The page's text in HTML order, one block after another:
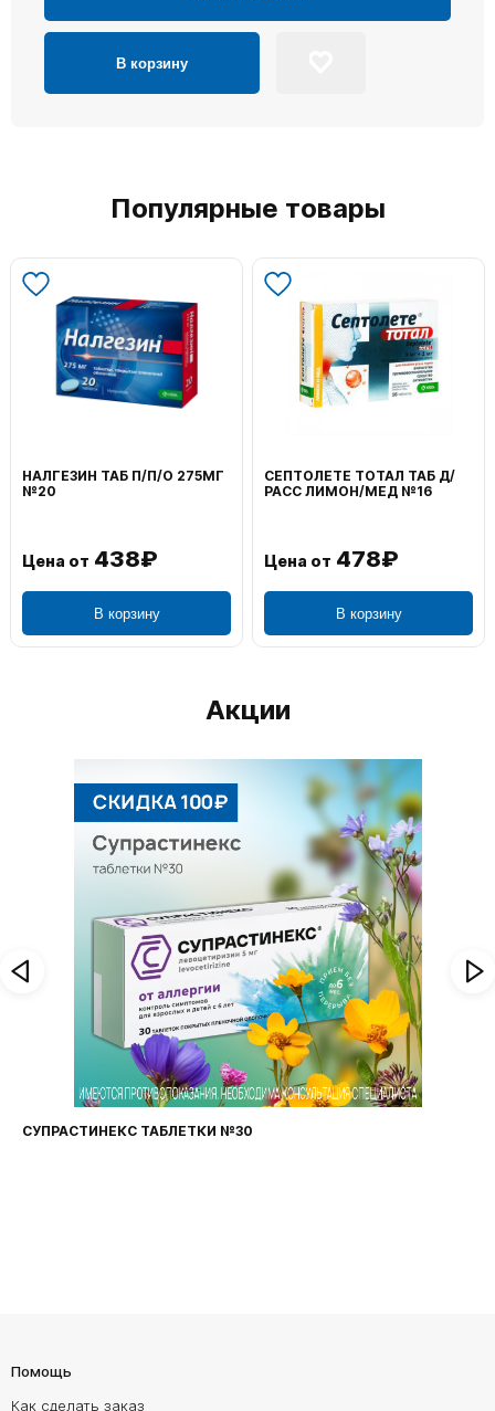
В корзину
Популярные товары
НАЛГЕЗИН ТАБ П/П/О 275МГ
№20
Цена от 438₽
В корзину
СЕПТОЛЕТЕ ТОТАЛ ТАБ Д/
РАСС ЛИМОН/МЕД №16
Цена от 478₽
В корзину
Акции
СУПРАСТИНЕКС ТАБЛЕТКИ №30
Помощь
Как сделать заказ